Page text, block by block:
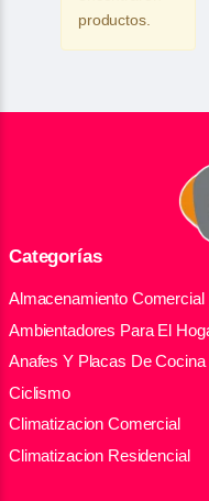
productos.
Categorías
Almacenamiento Comercial
Ambientadores Para El
Anafes Y Placas De Cocina
Ciclismo
Climatizacion Comercial
Climatizacion Residencial